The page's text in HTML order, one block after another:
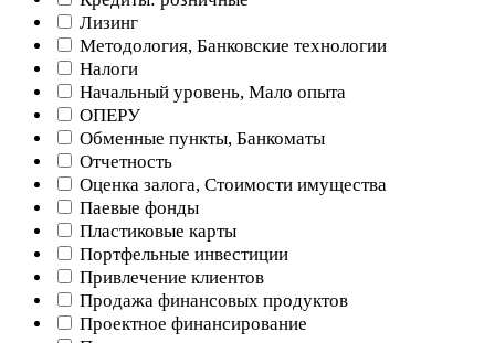
Лизинг
Методология, Банковские технологии
Налоги
Начальный уровень, Мало опыта
ОПЕРУ
Обменные пункты, Банкоматы
Отчетность
Оценка залога, Стоимости имущества
Паевые фонды
Пластиковые карты
Портфельные инвестиции
Привлечение клиентов
Продажа финансовых продуктов
Проектное финансирование